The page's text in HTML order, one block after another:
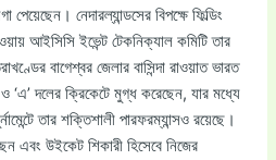
পেয়েছেন। নেদারল্যান্ডসের বিপক্ষে ফিল্ডিং
আইসিসি ইভেন্ট টেকনিক্যাল কমিটি তার
বাগেশ্বর জেলার বাসিন্দা রাওয়াত ভারত
‘এ’ দলের ক্রিকেটে মুগ্ধ করেছেন, যার মধ্যে
তার শক্তিশালী পারফরম্যান্সও রয়েছে।
এবং উইকেট শিকারী হিসেবে নিজের